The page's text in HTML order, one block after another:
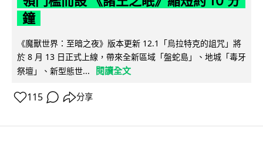
鐘
《魔獸世界：至暗之夜》版本更新 12.1「烏拉特克的詛咒」將
於 8 月 13 日正式上線，帶來全新區域「盤蛇島」、地城「毒牙
祭壇」、新型態世...
閱讀全文
115 分享